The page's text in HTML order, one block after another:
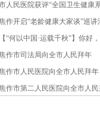
人民医院获评“全国卫生健康
作开启“老龄健康大家谈”巡讲
【“何以中国·运载千秋”】你好
作市司法局向全市人民拜年
作市人民医院向全市人民拜年
作市第二人民医院向全市人